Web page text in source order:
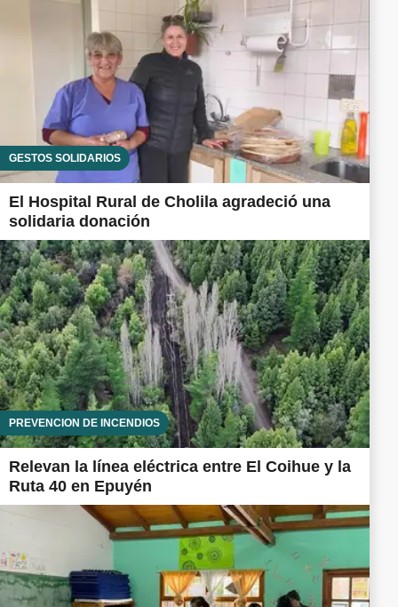
GESTOS SOLIDARIOS
El Hospital Rural de Cholila agradeció una
solidaria donación
PREVENCIÓN DE INCENDIOS
Relevan la línea eléctrica entre El Coihue y la
Ruta 40 en Epuyén